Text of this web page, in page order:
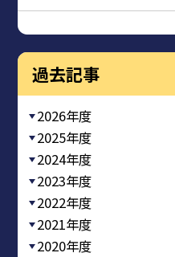
過去記事
2026年度
2025年度
2024年度
2023年度
2022年度
2021年度
2020年度